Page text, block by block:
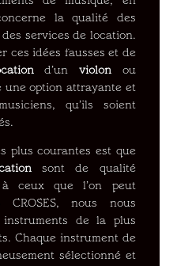
la qualité des
services de location.
ces idées fausses et de
d’un violon
ou
une option attrayante et
qu’ils soient
plus courantes est que
sont de qualité
ceux que l’on peut
CROSES, nous nous
de la plus
Chaque instrument de
sélectionné et